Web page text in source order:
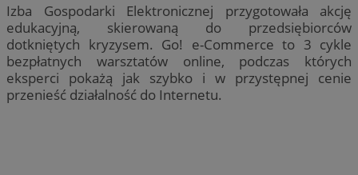
Izba Gospodarki Elektronicznej przygotowała akcję
edukacyjną, skierowaną do przedsiębiorców
dotkniętych kryzysem. Go! e-Commerce to 3 cykle
bezpłatnych warsztatów online, podczas których
eksperci pokażą jak szybko i w przystępnej cenie
przenieść działalność do Internetu.